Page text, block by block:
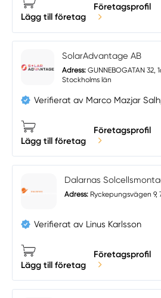
Lägg till företag
Företagsprofil
SolarAdvantage AB
Adress: GUNNEBOGATAN 32,
Stockholms län
Verifierat av Marco Mazjar
Lägg till företag
Företagsprofil
Dalarnas
Adress: Ryckepungsvägen 9,
Verifierat av Linus Karlsson
Lägg till företag
Företagsprofil